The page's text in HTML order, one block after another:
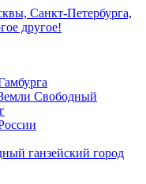
Свободный
ганзейский город